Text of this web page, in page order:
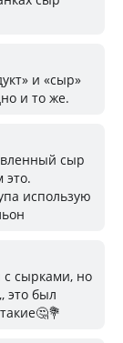
и «сыр»
и то же.
сыр
это.
использую
сырками, но
это был